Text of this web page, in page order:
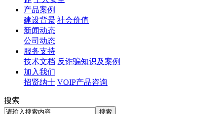
产品案例
建设背景 社会价值
新闻动态
公司动态
服务支持
技术文档 反诈骗知识及案例
加入我们
招贤纳士 VOIP产品咨询
搜索